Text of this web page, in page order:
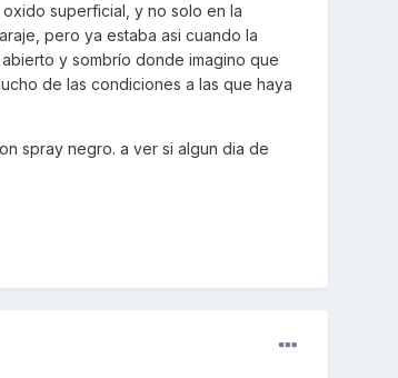
superficial, y no solo en la
pero ya estaba asi cuando la
y sombrío donde imagino que
de las condiciones a las que haya
spray negro. a ver si algun dia de